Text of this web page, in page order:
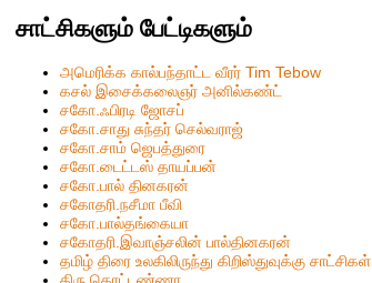
சாட்சிகளும் பேட்டிகளும்
அமெரிக்க கால்பந்தாட்ட வீரர் Tim Tebow
கசல் இசைக்கலைஞர் அனில்கண்ட்
சகோ.ஃபிரடி ஜோசப்
சகோ.சாது சுந்தர் செல்வராஜ்
சகோ.சாம் ஜெபத்துரை
சகோ.டைட்டஸ் தாயப்பன்
சகோ.பால் தினகரன்
சகோதரி.நசீமா பீவி
ச‌கோ.பால்த‌ங்கையா
ச‌கோதரி.இவாஞ்சலின் பால்தின‌க‌ர‌ன்
தமிழ் திரை உலகிலிருந்து கிறிஸ்துவுக்கு சாட்சிகள்